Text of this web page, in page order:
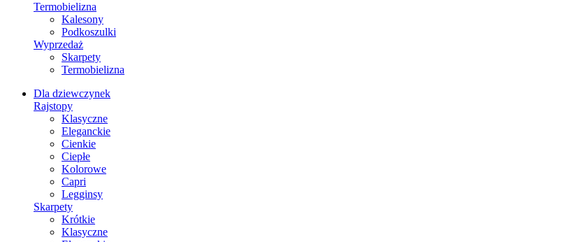
Termobielizna
Kalesony
Podkoszulki
Wyprzedaż
Skarpety
Termobielizna
Dla dziewczynek
Rajstopy
Klasyczne
Eleganckie
Cienkie
Ciepłe
Kolorowe
Capri
Legginsy
Skarpety
Krótkie
Klasyczne